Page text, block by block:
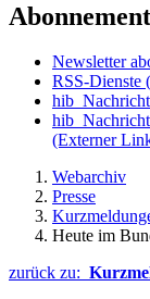
Abonnement
Newsletter
RSS-Dienste
(Externer
Webarchiv
Presse
Heute im
zurück zu: